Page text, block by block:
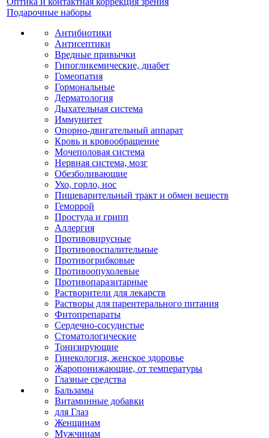
Подарочные наборы
Антибиотики
Антисептики
Вредные привычки
Гипогликемические, диабет
Гомеопатия
Гормональные
Дерматология
Дыхательная система
Иммунитет
Опорно-двигательный аппарат
Кровь и кровообращение
Мочеполовая система
Нервная система, мозг
Обезболивающие
Ухо, горло, нос
Пищеварительный тракт и обмен веществ
Геморрой
Простуда и грипп
Аллергия
Противовирусные
Противовоспалительные
Противогрибковые
Противоопухолевые
Противопаразитарные
Растворители для лекарств
Растворы для парентерального питания
Фитопрепараты
Сердечно-сосудистые
Стоматологические
Тонизирующие
Гинекология, женское здоровье
Жаропонижающие, от температуры
Глазные средства
Бальзамы
Витаминные добавки
для Глаз
Женщинам
Мужчинам